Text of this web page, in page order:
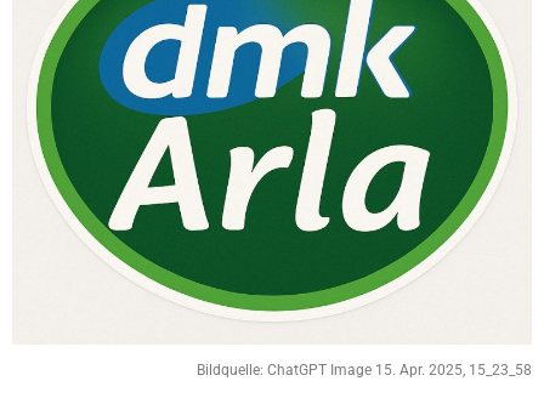
Bildquelle: ChatGPT Image 15. Apr. 2025, 15_23_58